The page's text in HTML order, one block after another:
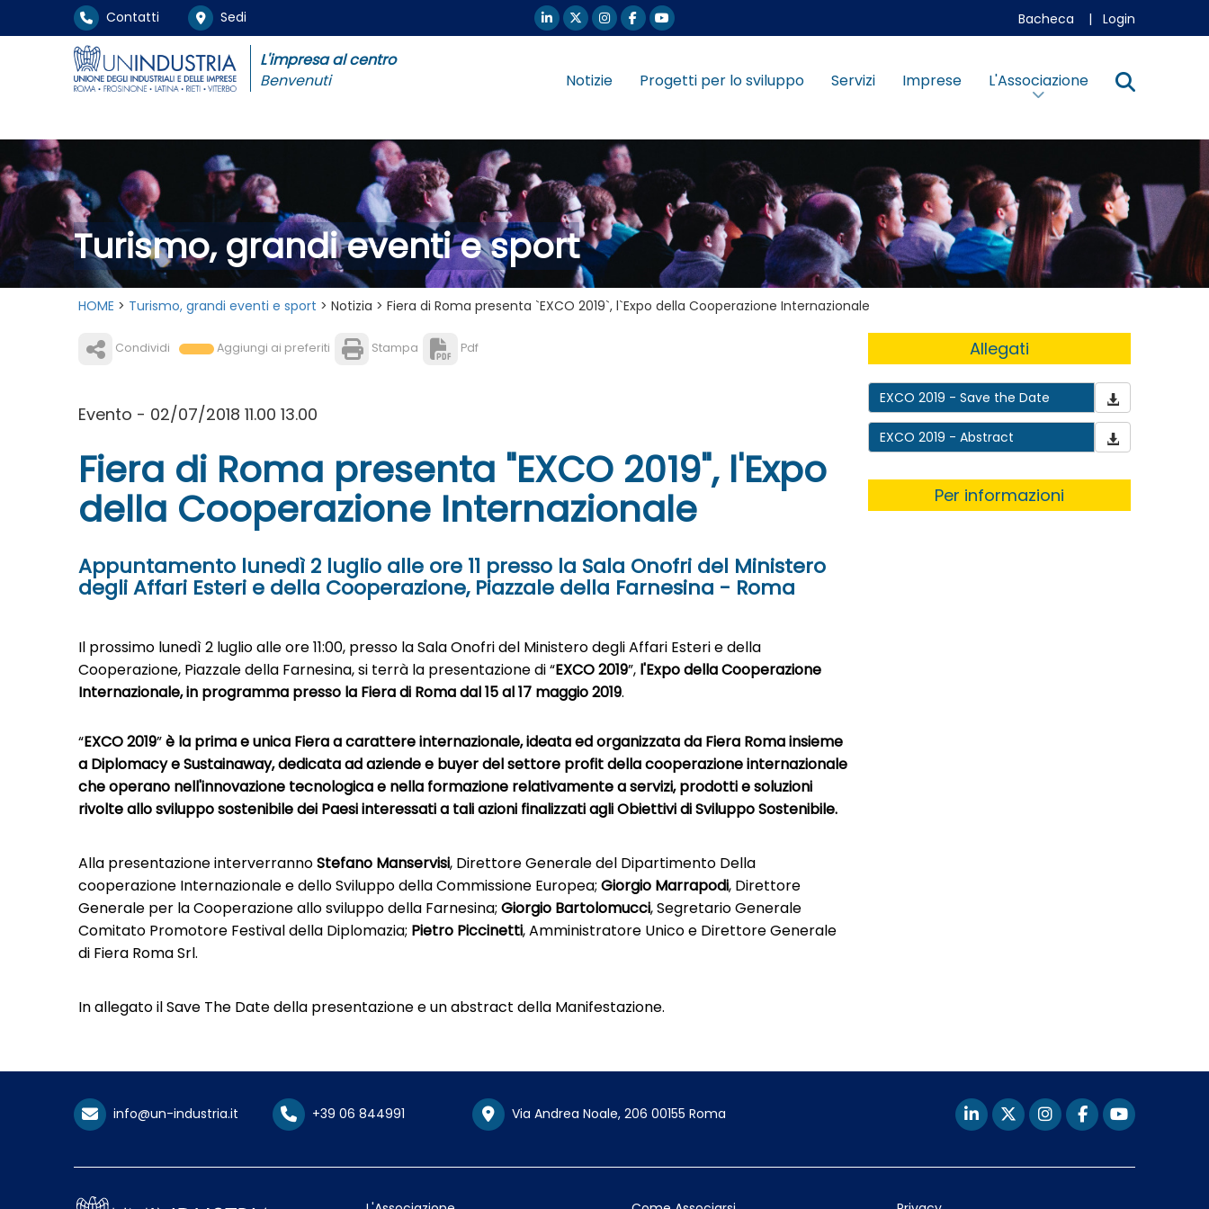
Contatti Sedi Bacheca | Login
L'impresa al centro
Benvenuti
Notizie Progetti per lo sviluppo Servizi Imprese L'Associazione
Turismo, grandi eventi e sport
HOME > Turismo, grandi eventi e sport > Notizia > Fiera di Roma presenta `EXCO 2019`, l`Expo della Cooperazione Internazionale
Condividi Aggiungi ai preferiti Stampa Pdf
Evento - 02/07/2018 11.00 13.00
Fiera di Roma presenta "EXCO 2019", l'Expo
della Cooperazione Internazionale
Appuntamento lunedì 2 luglio alle ore 11 presso la Sala Onofri del Ministero
degli Affari Esteri e della Cooperazione, Piazzale della Farnesina - Roma
Il prossimo lunedì 2 luglio alle ore 11:00, presso la Sala Onofri del Ministero degli Affari Esteri e della
Cooperazione, Piazzale della Farnesina, si terrà la presentazione di “EXCO 2019”, l'Expo della Cooperazione
Internazionale, in programma presso la Fiera di Roma dal 15 al 17 maggio 2019.
“EXCO 2019”è la prima e unica Fiera a carattere internazionale, ideata ed organizzata da Fiera Roma insieme
a Diplomacy e Sustainaway, dedicata ad aziende e buyer del settore profit della cooperazione internazionale
che operano nell'innovazione tecnologica e nella formazione relativamente a servizi, prodotti e soluzioni
rivolte allo sviluppo sostenibile dei Paesi interessati a tali azioni finalizzati agli Obiettivi di Sviluppo Sostenibile.
Alla presentazione interverrannoStefano Manservisi, Direttore Generale del Dipartimento Della
cooperazione Internazionale e dello Sviluppo della Commissione Europea; Giorgio Marrapodi, Direttore
Generale per la Cooperazione allo sviluppo della Farnesina; Giorgio Bartolomucci, Segretario Generale
Comitato Promotore Festival della Diplomazia; Pietro Piccinetti, Amministratore Unico e Direttore Generale
di Fiera Roma Srl.
In allegato il Save The Date della presentazione e un abstract della Manifestazione.
Allegati
EXCO 2019 - Save the Date
EXCO 2019 - Abstract
Per informazioni
info@un-industria.it +39 06 844991 Via Andrea Noale, 206 00155 Roma